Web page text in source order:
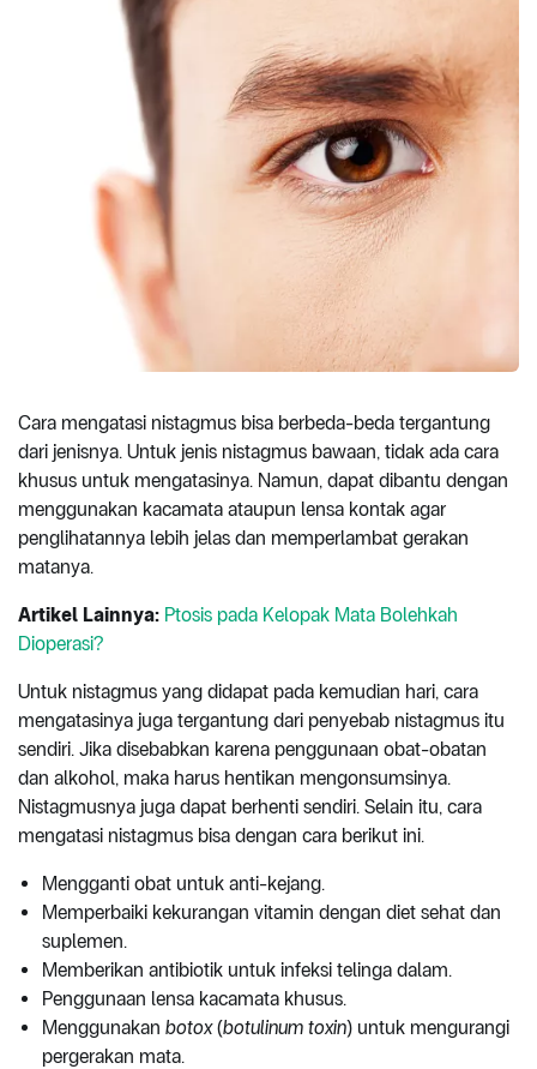
Cara mengatasi nistagmus bisa berbeda-beda tergantung
dari jenisnya. Untuk jenis nistagmus bawaan, tidak ada cara
khusus untuk mengatasinya. Namun, dapat dibantu dengan
menggunakan kacamata ataupun lensa kontak agar
penglihatannya lebih jelas dan memperlambat gerakan
matanya.
Artikel Lainnya: Ptosis pada Kelopak Mata Bolehkah
Dioperasi?
Untuk nistagmus yang didapat pada kemudian hari, cara
mengatasinya juga tergantung dari penyebab nistagmus itu
sendiri. Jika disebabkan karena penggunaan obat-obatan
dan alkohol, maka harus hentikan mengonsumsinya.
Nistagmusnya juga dapat berhenti sendiri. Selain itu, cara
mengatasi nistagmus bisa dengan cara berikut ini.
Mengganti obat untuk anti-kejang.
Memperbaiki kekurangan vitamin dengan diet sehat dan
suplemen.
Memberikan antibiotik untuk infeksi telinga dalam.
Penggunaan lensa kacamata khusus.
Menggunakan botox(botulinum toxin) untuk mengurangi
pergerakan mata.